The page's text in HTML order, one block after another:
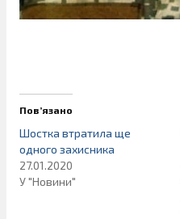
Пов’язано
Шостка втратила ще
одного захисника
27.01.2020
У "Новини"